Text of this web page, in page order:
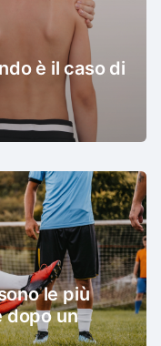
è il caso di
le più
dopo un